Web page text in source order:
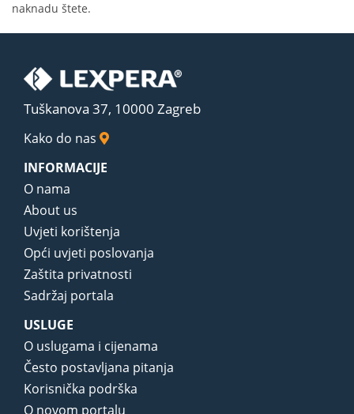
naknadu štete.
Tuškanova 37, 10000 Zagreb
Kako do nas
INFORMACIJE
O nama
About us
Uvjeti korištenja
Opći uvjeti poslovanja
Zaštita privatnosti
Sadržaj portala
USLUGE
O uslugama i cijenama
Često postavljana pitanja
Korisnička podrška
O novom portalu